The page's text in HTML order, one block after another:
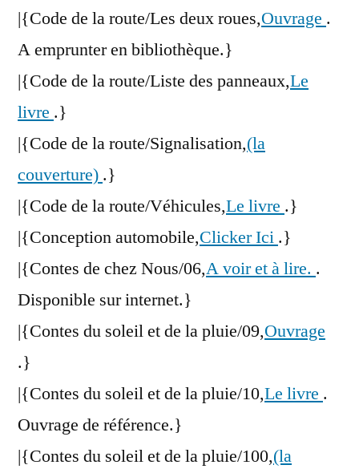
|{Code de la route/Les deux roues,Ouvrage .
A emprunter en bibliothèque.}
|{Code de la route/Liste des panneaux,Le
livre .}
|{Code de la route/Signalisation,(la
couverture) .}
|{Code de la route/Véhicules,Le livre .}
|{Conception automobile,Clicker Ici .}
|{Contes de chez Nous/06,A voir et à lire. .
Disponible sur internet.}
|{Contes du soleil et de la pluie/09,Ouvrage
.}
|{Contes du soleil et de la pluie/10,Le livre .
Ouvrage de référence.}
|{Contes du soleil et de la pluie/100,(la